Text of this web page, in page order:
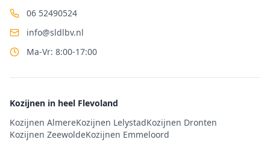
06 52490524
info@sldlbv.nl
Ma-Vr: 8:00-17:00
Kozijnen in heel Flevoland
Kozijnen AlmereKozijnen LelystadKozijnen Dronten
Kozijnen ZeewoldeKozijnen Emmeloord